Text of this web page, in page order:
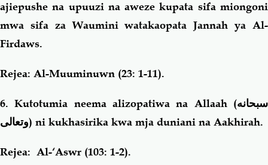
ajiepushe na upuuzi na aweze kupata sifa miongoni
mwa sifa za Waumini watakaopata Jannah ya Al-
Firdaws.
Rejea: Al-Muuminuwn (23: 1-11).
6. Kutotumia neema alizopatiwa na Allaah (سبحانه
وتعالى) ni kukhasirika kwa mja duniani na Aakhirah.
Rejea: Al-‘Aswr (103: 1-2).